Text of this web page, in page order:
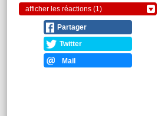
afficher les réactions (1)
Partager
Twitter
Mail